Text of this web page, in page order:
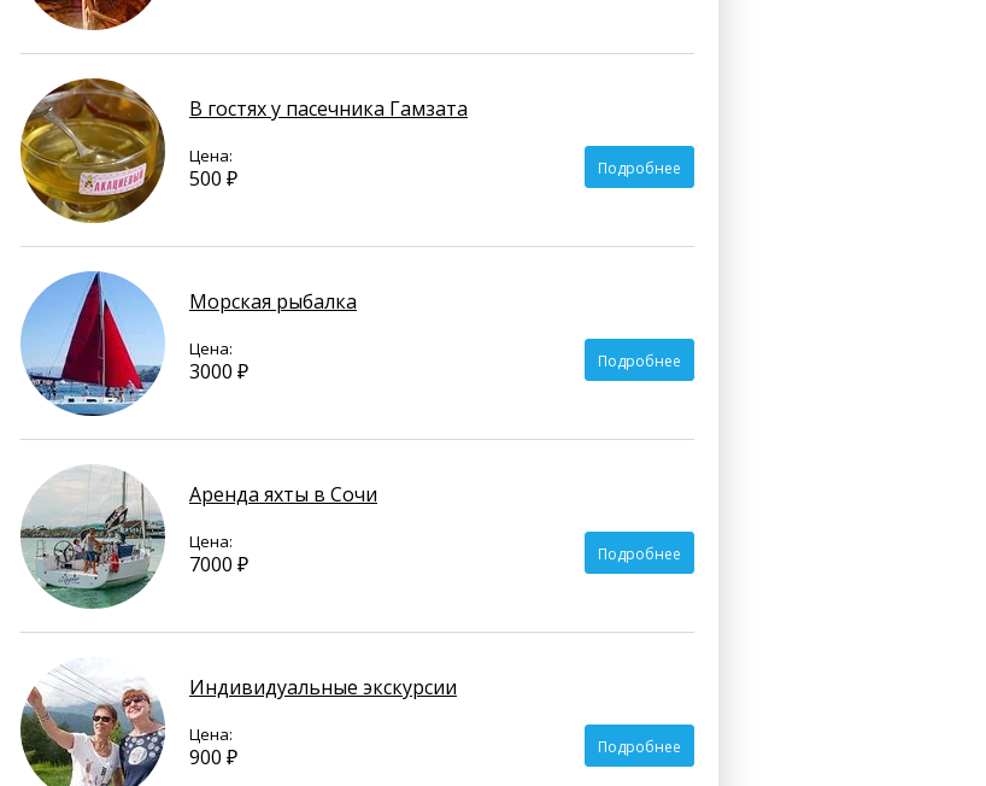
В гостях у пасечника Гамзата
Цена:
500 ₽ Подробнее
Морская рыбалка
Цена:
3000 ₽ Подробнее
Аренда яхты в Сочи
Цена:
7000 ₽ Подробнее
Индивидуальные экскурсии
Цена:
900 ₽ Подробнее